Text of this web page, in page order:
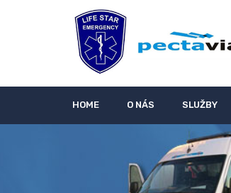
HOME O NÁS SLUŽBY